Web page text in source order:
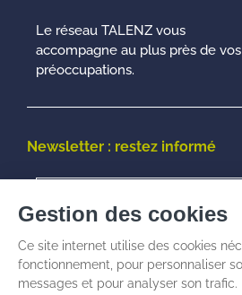
Le réseau TALENZ vous
accompagne au plus près de vos
préoccupations.
Newsletter : restez informé